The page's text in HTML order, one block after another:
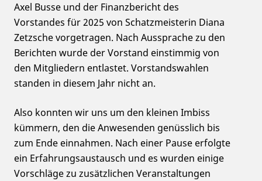
Axel Busse und der Finanzbericht des
Vorstandes für 2025 von Schatzmeisterin Diana
Zetzsche vorgetragen. Nach Aussprache zu den
Berichten wurde der Vorstand einstimmig von
den Mitgliedern entlastet. Vorstandswahlen
standen in diesem Jahr nicht an.
Also konnten wir uns um den kleinen Imbiss
kümmern, den die Anwesenden genüsslich bis
zum Ende einnahmen. Nach einer Pause erfolgte
ein Erfahrungsaustausch und es wurden einige
Vorschläge zu zusätzlichen Veranstaltungen